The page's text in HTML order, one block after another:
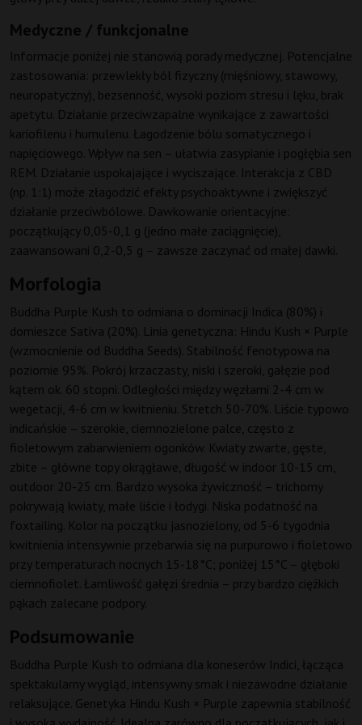
Medyczne / funkcjonalne
Informacje poniżej nie stanowią porady medycznej. Potencjalne
zastosowania: przewlekły ból fizyczny (mięśniowy, stawowy,
neuropatyczny), bezsenność, wysoki poziom stresu i lęku, brak
apetytu. Działanie przeciwzapalne wynikające z zawartości
kariofilenu i humulenu. Łagodzenie bólu somatycznego i
napięciowego. Wpływ na sen – ułatwia zasypianie i pogłębia sen
REM. Działanie uspokajające i wyciszające. Interakcja z CBD
(np. 1:1) może złagodzić efekty psychoaktywne i zwiększyć
działanie przeciwbólowe. Dawkowanie orientacyjne:
początkujący 0,05-0,1 g (jedno małe zaciągnięcie),
zaawansowani 0,2-0,5 g – zawsze zaczynać od małej dawki.
Morfologia
Buddha Purple Kush to odmiana o dominacji Indica (80%) i
domieszce Sativa (20%). Linia genetyczna: Hindu Kush × Purple
(wzmocnienie od Buddha Seeds). Stabilność fenotypowa na
poziomie 95%. Pokrój krzaczasty, niski i szeroki, gałęzie pod
kątem ok. 60 stopni. Odległości między węzłami 2-4 cm w
wegetacji, 4-6 cm w kwitnieniu. Stretch 50-70%. Liście typowo
indicańskie – szerokie, ciemnozielone palce, często z
fioletowym zabarwieniem ogonków. Kwiaty zwarte, gęste,
zbite – główne topy okrągławe, długość w indoor 10-15 cm,
outdoor 20-25 cm. Bardzo wysoka żywiczność – trichomy
pokrywają kwiaty, małe liście i łodygi. Niska podatność na
foxtailing. Kolor na początku jasnozielony, od 5-6 tygodnia
kwitnienia intensywnie przebarwia się na purpurowo i fioletowo
przy temperaturach nocnych 15-18°C; poniżej 15°C – głęboki
ciemnofiolet. Łamliwość gałęzi średnia – przy bardzo ciężkich
pąkach zalecane podpory.
Podsumowanie
Buddha Purple Kush to odmiana dla koneserów Indici, łącząca
spektakularny wygląd, intensywny smak i niezawodne działanie
relaksujące. Genetyka Hindu Kush × Purple zapewnia stabilność